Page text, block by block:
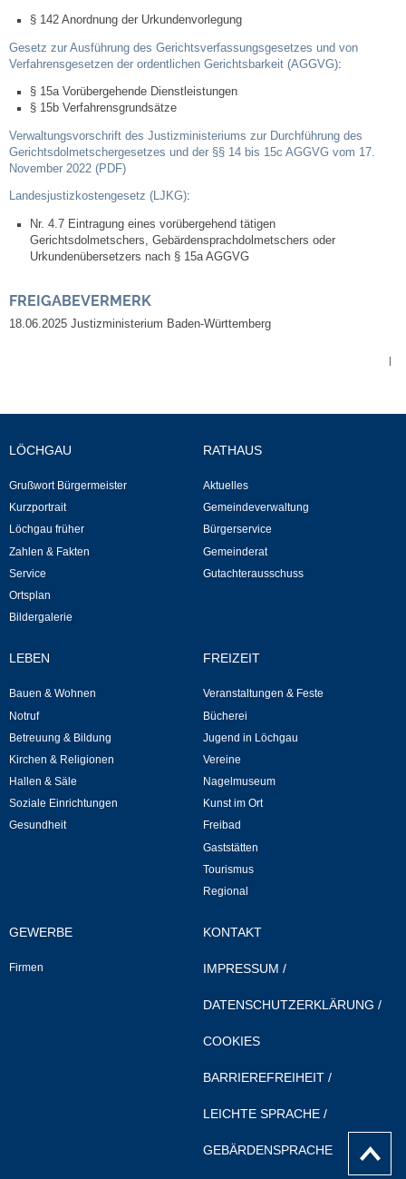
Notruf
Betreuung & Bildung
Schulen
Kindergärten
Kirchen & Religionen
Evangelische Kirchengemeinde
Gemeindehalle
Sporthalle Greuth
Schulturnhalle
Hallen- und Raumreservierung
Gesundheit
Freizeit
Veranstaltungen & Feste
§ 142 Anordnung der Urkundenvorlegung
Gesetz zur Ausführung des Gerichtsverfassungsgesetzes und von
Verfahrensgesetzen der ordentlichen Gerichtsbarkeit (AGGVG):
§ 15a Vorübergehende Dienstleistungen
§ 15b Verfahrensgrundsätze
Verwaltungsvorschrift des Justizministeriums zur Durchführung des
Gerichtsdolmetschergesetzes und der §§ 14 bis 15c AGGVG vom 17.
November 2022 (PDF)
Landesjustizkostengesetz (LJKG):
Nr. 4.7 Eintragung eines vorübergehend tätigen
Gerichtsdolmetschers, Gebärdensprachdolmetschers oder
Urkundenübersetzers nach § 15a AGGVG
FREIGABEVERMERK
18.06.2025 Justizministerium Baden-Württemberg
|
LÖCHGAU
Grußwort Bürgermeister
Kurzportrait
Löchgau früher
Zahlen & Fakten
Service
Ortsplan
Bildergalerie
RATHAUS
Aktuelles
Gemeindeverwaltung
Bürgerservice
Gemeinderat
Gutachterausschuss
LEBEN
Bauen & Wohnen
Notruf
Betreuung & Bildung
Kirchen & Religionen
Hallen & Säle
Soziale Einrichtungen
Gesundheit
FREIZEIT
Veranstaltungen & Feste
Bücherei
Jugend in Löchgau
Vereine
Nagelmuseum
Kunst im Ort
Freibad
Gaststätten
Tourismus
Regional
GEWERBE
Firmen
KONTAKT
IMPRESSUM /
DATENSCHUTZERKLÄRUNG /
COOKIES
BARRIEREFREIHEIT /
LEICHTE SPRACHE /
GEBÄRDENSPRACHE
Oben